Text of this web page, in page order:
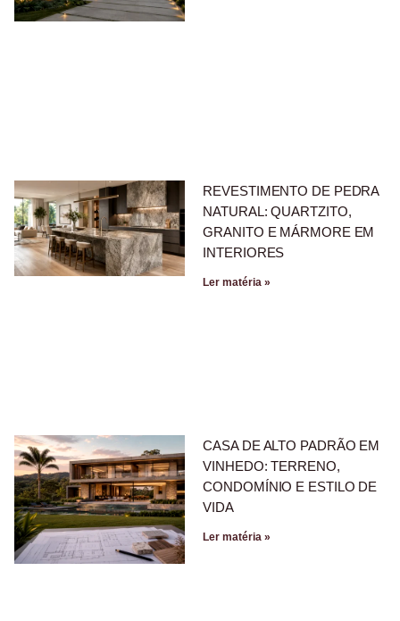
REVESTIMENTO DE PEDRA
NATURAL: QUARTZITO,
GRANITO E MÁRMORE EM
INTERIORES
Ler matéria »
CASA DE ALTO PADRÃO EM
VINHEDO: TERRENO,
CONDOMÍNIO E ESTILO DE
VIDA
Ler matéria »